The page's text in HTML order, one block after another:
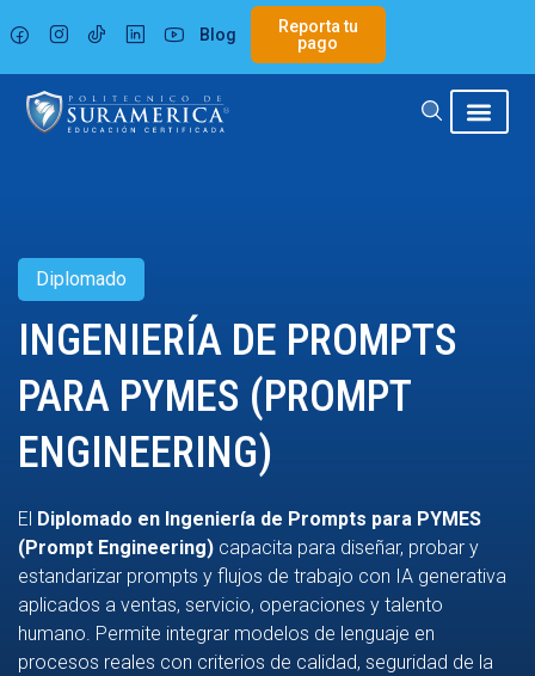
al
contenido
Blog
Reporta tu
pago
Diplomado
INGENIERÍA DE PROMPTS
PARA PYMES (PROMPT
ENGINEERING)
El Diplomado en Ingeniería de Prompts para PYMES
(Prompt Engineering) capacita para diseñar, probar y
estandarizar prompts y flujos de trabajo con IA generativa
aplicados a ventas, servicio, operaciones y talento
humano. Permite integrar modelos de lenguaje en
procesos reales con criterios de calidad, seguridad de la